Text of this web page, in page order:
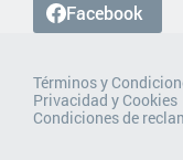
Facebook
Términos y
Privacidad y Cookies
Condiciones de